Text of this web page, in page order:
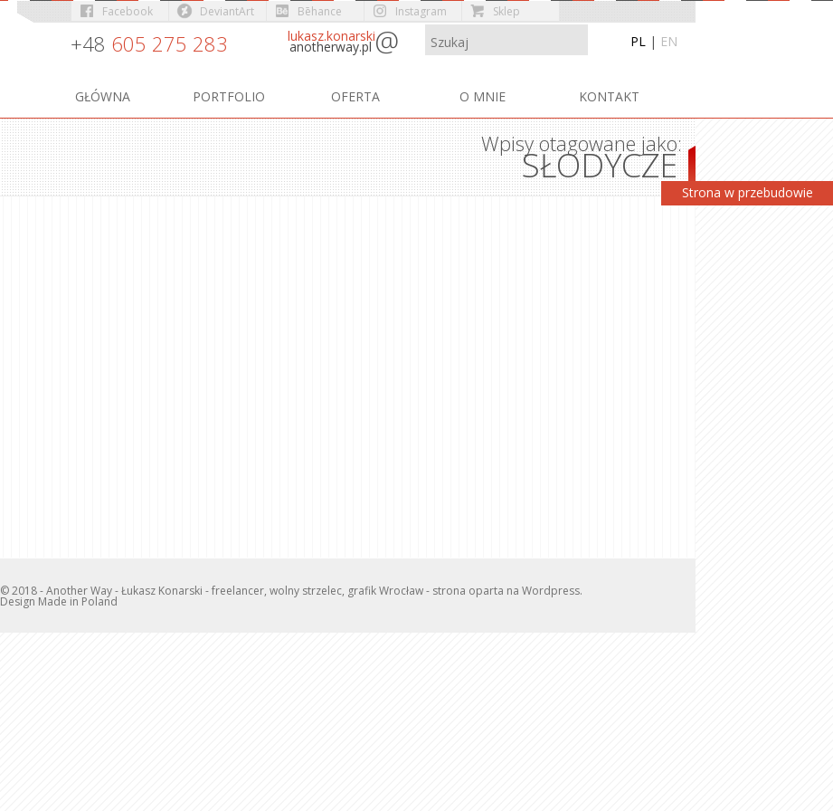
Facebook DeviantArt Bēhance Instagram Sklep
+48 605 275 283 lukasz.konarski@
anotherway.pl PL | EN
GŁÓWNA PORTFOLIO OFERTA O MNIE KONTAKT
Strona w przebudowie
Wpisy otagowane jako:
SŁODYCZE
© 2018 - Another Way - Łukasz Konarski - freelancer, wolny strzelec, grafik Wrocław - strona oparta na Wordpress.
Design Made in Poland